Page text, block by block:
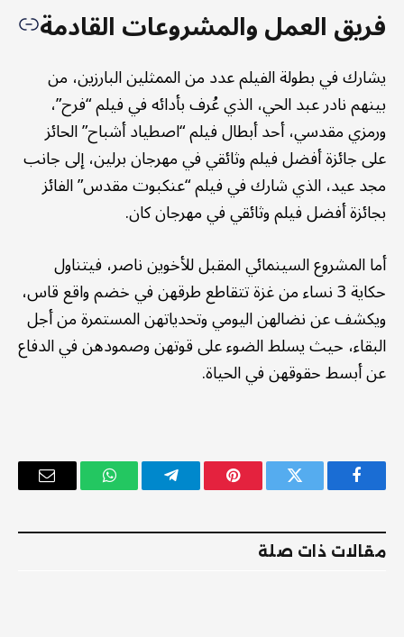
فريق العمل والمشروعات القادمة
يشارك في بطولة الفيلم عدد من الممثلين البارزين، من
بينهم نادر عبد الحي، الذي عُرف بأدائه في فيلم “فرح”،
ورمزي مقدسي، أحد أبطال فيلم “اصطياد أشباح” الحائز
على جائزة أفضل فيلم وثائقي في مهرجان برلين، إلى جانب
مجد عيد، الذي شارك في فيلم “عنكبوت مقدس” الفائز
بجائزة أفضل فيلم وثائقي في مهرجان كان.
أما المشروع السينمائي المقبل للأخوين ناصر، فيتناول
حكاية 3 نساء من غزة تتقاطع طرقهن في خضم واقع قاس،
ويكشف عن نضالهن اليومي وتحدياتهن المستمرة من أجل
البقاء، حيث يسلط الضوء على قوتهن وصمودهن في الدفاع
عن أبسط حقوقهن في الحياة.
فيسبوك تويتر بينتيريستتيلقرام واتساب
البريد
مقالات ذات صلة